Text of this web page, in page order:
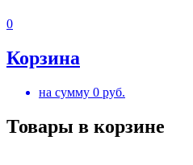
0
Корзина
на сумму 0 руб.
Товары в корзине